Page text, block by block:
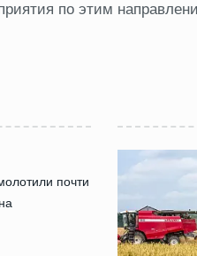
по этим
почти